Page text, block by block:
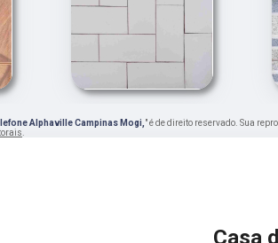
Alphaville Campinas Mogi, " é de direito reservado. Sua
Casa